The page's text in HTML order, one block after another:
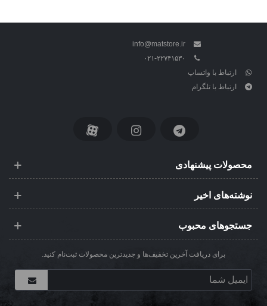
info@matstore.ir
۰۲۱-۲۲۷۴۱۵۳۰
ارتباط با واتساپ
ارتباط با تلگرام
محصولات پیشنهادی
نوشته‌های اخیر
جستجوهای محبوب
برای دریافت آخرین تخفیف‌ها و جدیدترین محصولات ثبت‌نام کنید.